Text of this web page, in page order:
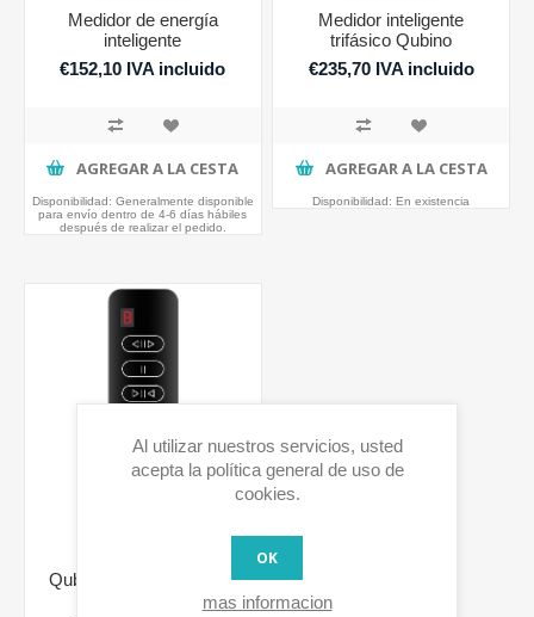
Medidor de energía
inteligente
€152,10 IVA incluido
AGREGAR A LA CESTA
Disponibilidad: Generalmente disponible
para envío dentro de 4-6 días hábiles
después de realizar el pedido.
Medidor inteligente
trifásico Qubino
€235,70 IVA incluido
AGREGAR A LA CESTA
Disponibilidad: En existencia
Qubino Shades Remote
Al utilizar nuestros servicios, usted
acepta la política general de uso de
cookies.
OK
mas informacion